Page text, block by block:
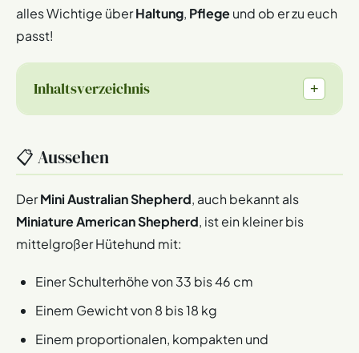
alles Wichtige überHaltung, Pflegeund ob er zu euch
passt!
Inhaltsverzeichnis +
📋 Aussehen
DerMini Australian Shepherd, auch bekannt als
Miniature American Shepherd, ist ein kleiner bis
mittelgroßer Hütehund mit:
Einer Schulterhöhe von 33 bis 46 cm
Einem Gewicht von 8 bis 18 kg
Einem proportionalen, kompakten und